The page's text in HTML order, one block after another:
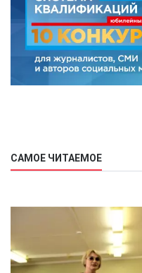
САМОЕ ЧИТАЕМОЕ